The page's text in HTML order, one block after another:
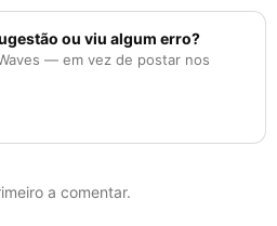
ou viu algum erro?
— em vez de postar nos
a comentar.